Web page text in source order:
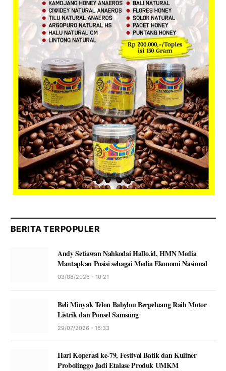
BERITA TERPOPULER
Andy Setiawan Nahkodai Hallo.id, HMN Media
Mantapkan Posisi sebagai Media Ekonomi Nasional
03/08/2026 - 10:21
Beli Minyak Telon Babylon Berpeluang Raih Motor
Listrik dan Ponsel Samsung
29/07/2026 - 16:33
Hari Koperasi ke-79, Festival Batik dan Kuliner
Probolinggo Jadi Etalase Produk UMKM